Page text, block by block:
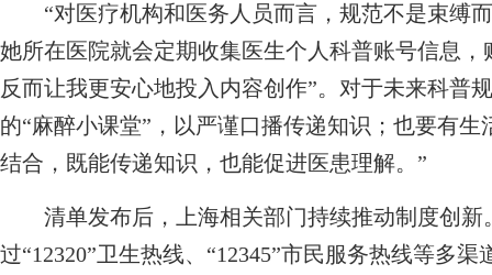
“对医疗机构和医务人员而言，规范不是束缚而
她所在医院就会定期收集医生个人科普账号信息
反而让我更安心地投入内容创作”。对于未来科普
的“麻醉小课堂”，以严谨口播传递知识；也要有
结合，既能传递知识，也能促进医患理解。”
清单发布后，上海相关部门持续推动制度创新
过“12320”卫生热线、“12345”市民服务热线等多